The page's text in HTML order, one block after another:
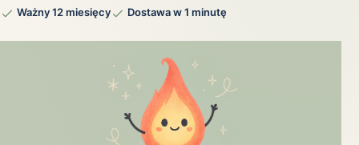
Ważny 12 miesięcy Dostawa w 1 minutę